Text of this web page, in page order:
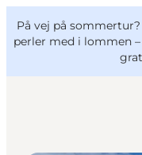
På vej på
perler med i lommen –
VisitFyn
Deutsch